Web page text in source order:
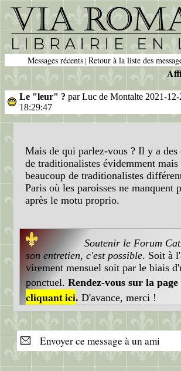
Messages récents | Retour à la liste des
Le "leur" ? par Luc de Montalte 2021-12-
18:29:47
Mais de qui parlez-vous ? Il y a des
de traditionalistes évidemment
beaucoup de traditionalistes
Paris où les paroisses ne manquent
après le motu proprio.
Soutenir le Forum
son entretien, c'est possible. Soit à
virement mensuel soit par le biais
ponctuel. Rendez-vous sur la page
cliquant ici. D'avance, merci !
Envoyer ce message à un ami